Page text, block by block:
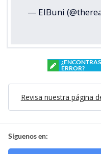
— ElBuni
ERROR?
Revisa nuestra página
Síguenos en: